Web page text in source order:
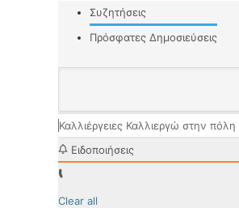
Συζητήσεις
Πρόσφατες Δημοσιεύσεις
Καλλιέργειες Καλλιεργώ στην πόλη
Ειδοποιήσεις
Clear all